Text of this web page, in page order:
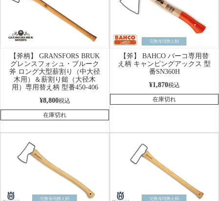
【斧柄】 GRANSFORS BRUK
グレンスフォシュ・ブルーク
斧 ロング大型薪割り（中大径
木用）＆薪割り鎚（大径木
用）専用替え柄 型番450-406
¥8,800税込
在庫切れ
【斧】 BAHCO バーコ専用替
え柄 キャンピングアックス 型
番SN360H
¥1,870税込
在庫切れ